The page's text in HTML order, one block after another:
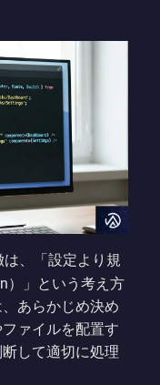
、「設定より規
）」という考え方
あらかじめ決め
ァイルを配置す
して適切に処理